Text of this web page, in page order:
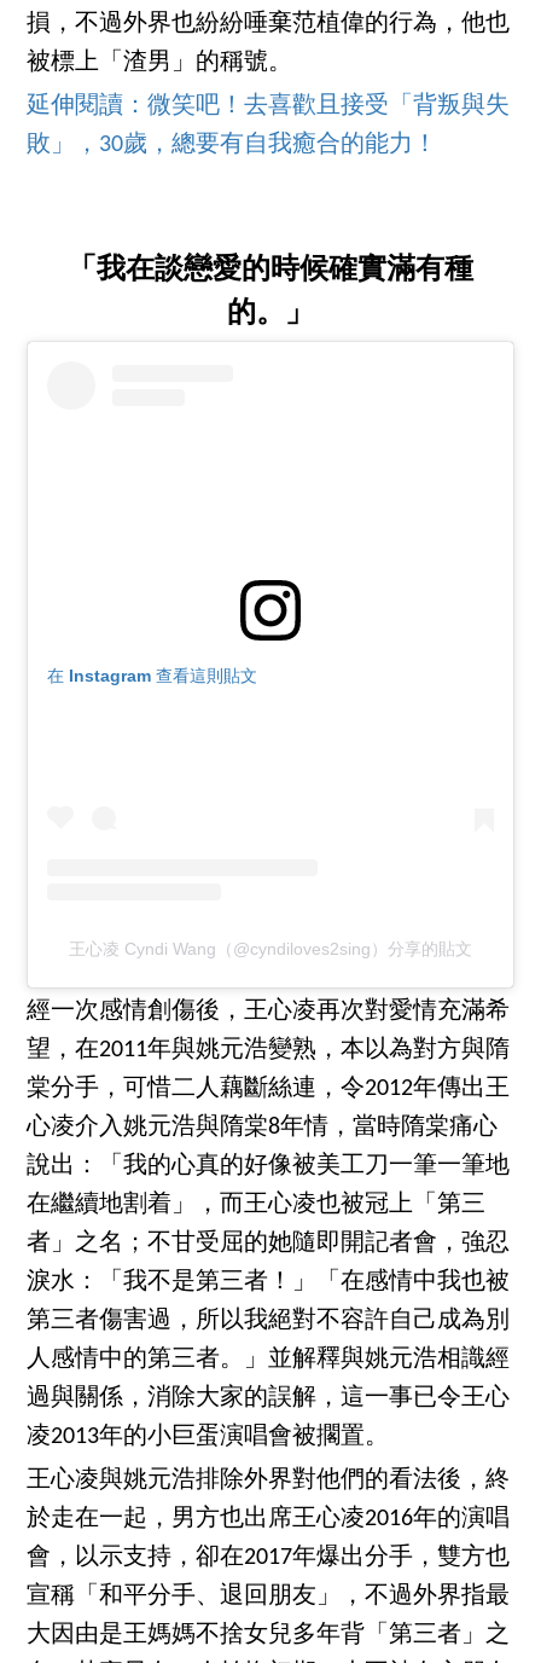
損，不過外界也紛紛唾棄范植偉的行為，他也
被標上「渣男」的稱號。
延伸閱讀：微笑吧！去喜歡且接受「背叛與失
敗」，30歲，總要有自我癒合的能力！
「我在談戀愛的時候確實滿有種
的。」
在 Instagram 查看這則貼文
王心凌 Cyndi Wang（@cyndiloves2sing）分享的貼文
經一次感情創傷後，王心凌再次對愛情充滿希
望，在2011年與姚元浩變熟，本以為對方與隋
棠分手，可惜二人藕斷絲連，令2012年傳出王
心凌介入姚元浩與隋棠8年情，當時隋棠痛心
說出：「我的心真的好像被美工刀一筆一筆地
在繼續地割着」，而王心凌也被冠上「第三
者」之名；不甘受屈的她隨即開記者會，強忍
淚水：「我不是第三者！」「在感情中我也被
第三者傷害過，所以我絕對不容許自己成為別
人感情中的第三者。」並解釋與姚元浩相識經
過與關係，消除大家的誤解，這一事已令王心
凌2013年的小巨蛋演唱會被擱置。
王心凌與姚元浩排除外界對他們的看法後，終
於走在一起，男方也出席王心凌2016年的演唱
會，以示支持，卻在2017年爆出分手，雙方也
宣稱「和平分手、退回朋友」，不過外界指最
大因由是王媽媽不捨女兒多年背「第三者」之